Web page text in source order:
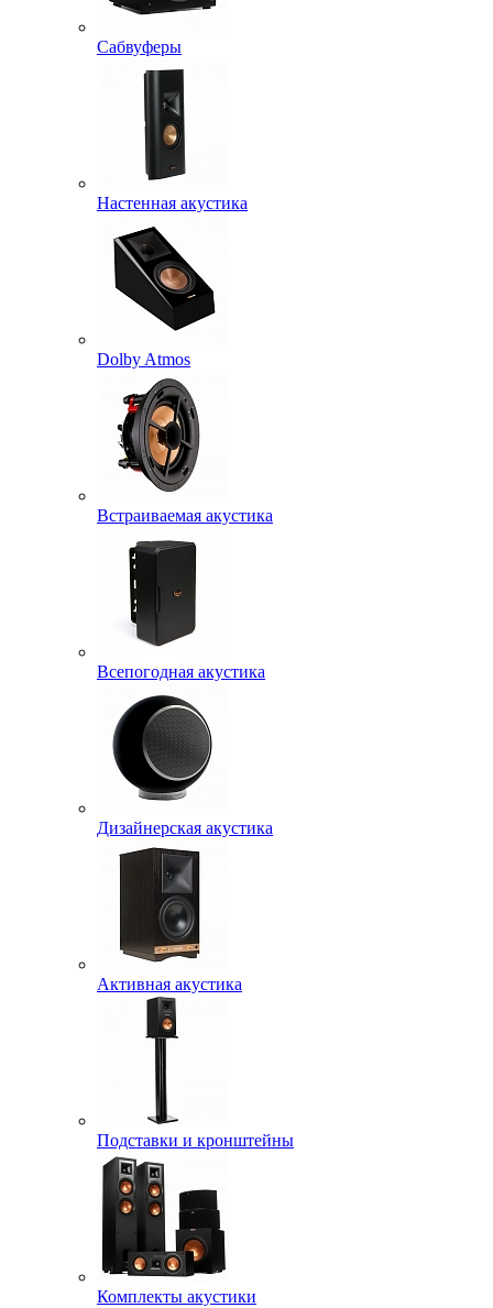
Сабвуферы
Настенная акустика
Dolby Atmos
Встраиваемая акустика
Всепогодная акустика
Дизайнерская акустика
Активная акустика
Подставки и кронштейны
Комплекты акустики